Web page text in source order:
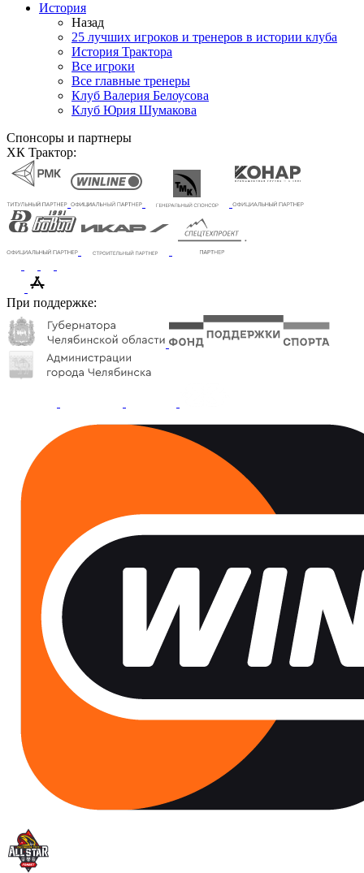
История
Назад
25 лучших игроков и тренеров в истории клуба
История Трактора
Все игроки
Все главные тренеры
Клуб Валерия Белоусова
Клуб Юрия Шумакова
Спонсоры и партнеры
ХК Трактор:
При поддержке: